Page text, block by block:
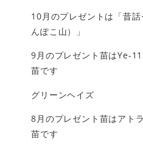
10月のプレゼントは「昔
んぽこ山）」
9月のプレゼント苗はYe-
苗です
グリーンヘイズ
8月のプレゼント苗はアト
苗です